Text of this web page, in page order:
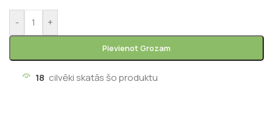
- +
Pievienot Grozam
18 cilvēki skatās šo produktu